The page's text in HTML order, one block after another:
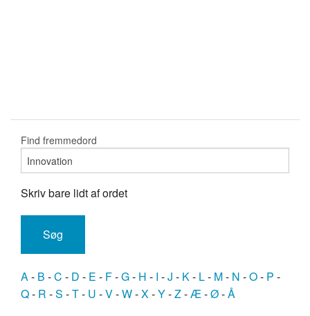
Find fremmedord
Skriv bare lidt af ordet
A- B -C - D - E - F-G- H - I -J - K- L- M- N -O- P -
Q- R -S -T- U -V-W-X-Y-Z-Æ-Ø-Å